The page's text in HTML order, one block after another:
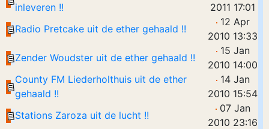
inleveren !!
2011 17:01
Radio Pretcake uit de ether gehaald !!
12 Apr
2010 13:33
Zender Woudster uit de ether gehaald !!
15 Jan
2010 14:00
County FM Liederholthuis uit de ether
gehaald !!
14 Jan
2010 15:54
Stations Zaroza uit de lucht !!
07 Jan
2010 23:16